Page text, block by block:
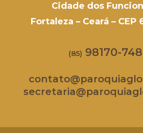
Cidade dos
Fortaleza – Ceará – CEP
(85) 98170-